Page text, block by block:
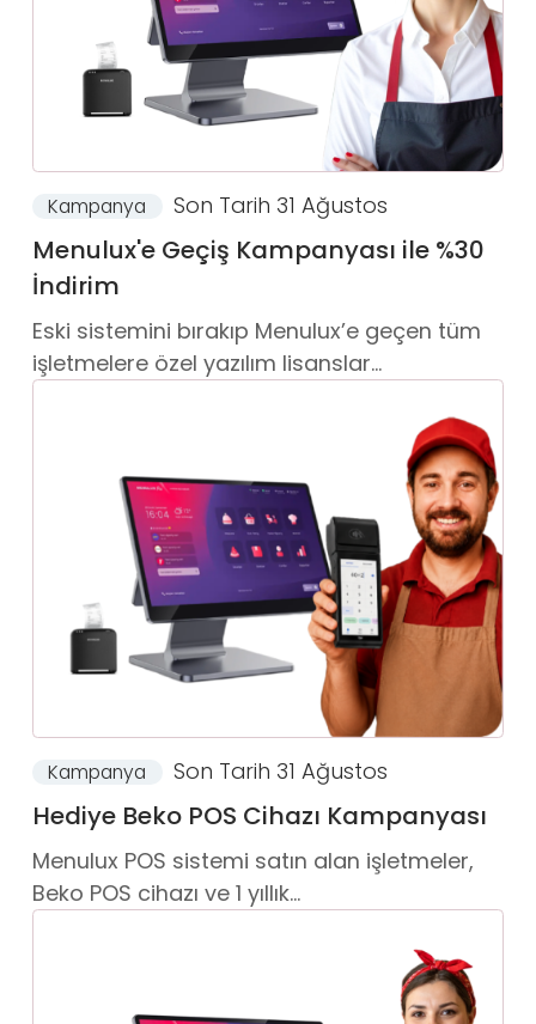
Kampanya Son Tarih 31 Ağustos
Menulux'e Geçiş Kampanyası ile %30
İndirim
Eski sistemini bırakıp Menulux’e geçen tüm
işletmelere özel yazılım lisanslar...
Kampanya Son Tarih 31 Ağustos
Hediye Beko POS Cihazı Kampanyası
Menulux POS sistemi satın alan işletmeler,
Beko POS cihazı ve 1 yıllık...